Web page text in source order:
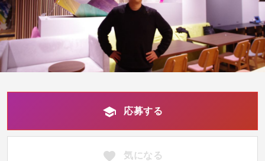
応募する
気になる